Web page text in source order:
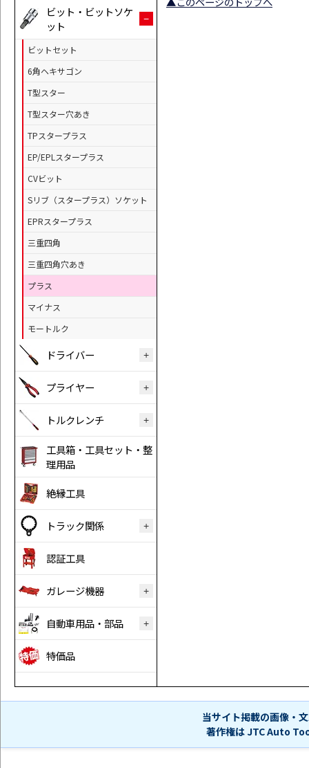
ビット・ビットソケ
ット
ビットセット
6角ヘキサゴン
T型スター
T型スター穴あき
TPスタープラス
EP/EPLスタープラス
CVビット
Sリブ（スタープラス）ソケット
EPRスタープラス
三重四角
三重四角穴あき
プラス
マイナス
モートルク
ドライバー
プライヤー
トルクレンチ
工具箱・工具セット・整
理用品
絶縁工具
トラック関係
認証工具
ガレージ機器
自動車用品・部品
特価品
当サイト掲載の画像・
著作権は JTC Auto